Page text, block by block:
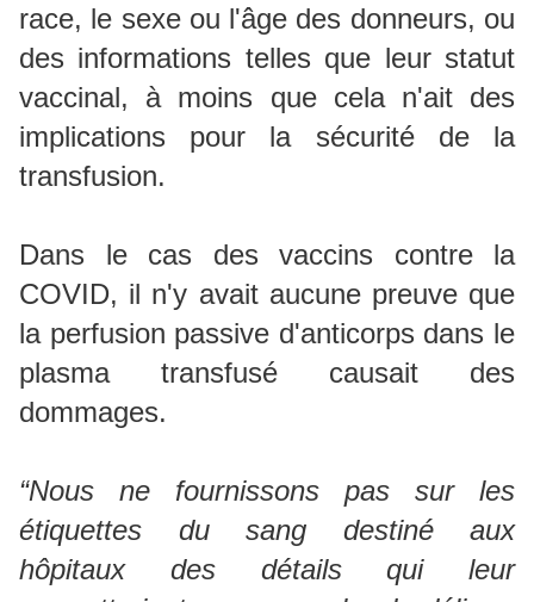
race, le sexe ou l'âge des donneurs, ou
des informations telles que leur statut
vaccinal, à moins que cela n'ait des
implications pour la sécurité de la
transfusion.
Dans le cas des vaccins contre la
COVID, il n'y avait aucune preuve que
la perfusion passive d'anticorps dans le
plasma transfusé causait des
dommages.
“Nous ne fournissons pas sur les
étiquettes du sang destiné aux
hôpitaux des détails qui leur